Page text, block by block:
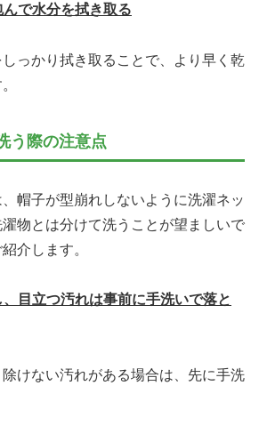
で水分を拭き取る
っかり拭き取ることで、より早く乾
う際の注意点
帽子が型崩れしないように洗濯ネッ
濯物とは分けて洗うことが望ましいで
介します。
目立つ汚れは事前に手洗いで落と
けない汚れがある場合は、先に手洗